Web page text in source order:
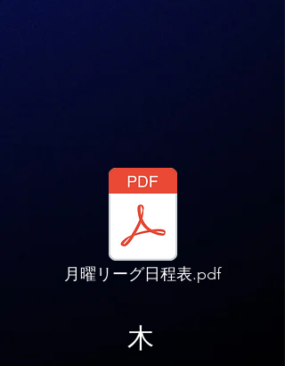
月曜リーグ日程表.pdf
木